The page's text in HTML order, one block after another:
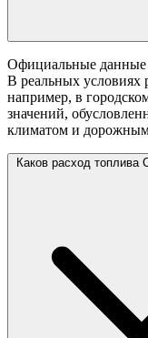
Официальные
В реальных условиях
например, в
значений,
климатом и
Каков расход топлива